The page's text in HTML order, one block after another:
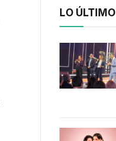
LO ÚLTIMO